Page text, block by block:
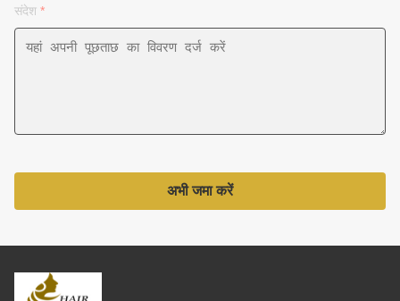
संदेश *
अभी जमा करें